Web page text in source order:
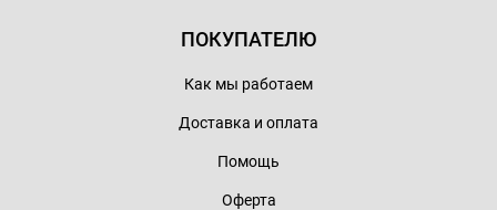
ПОКУПАТЕЛЮ
Как мы работаем
Доставка и оплата
Помощь
Оферта